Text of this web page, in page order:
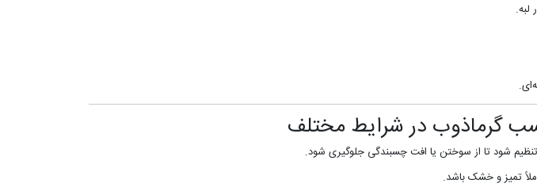
گرماذوب در شرایط مختلف
شود تا از سوختن یا افت چسبندگی جلوگیری شود.
تمیز و خشک باشد.